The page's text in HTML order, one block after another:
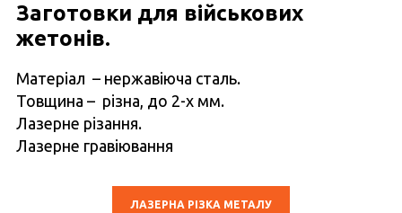
Заготовки для військових
жетонів.
Матеріал – нержавіюча сталь.
Товщина – різна, до 2-х мм.
Лазерне різання.
Лазерне гравіювання
ЛАЗЕРНА РІЗКА МЕТАЛУ